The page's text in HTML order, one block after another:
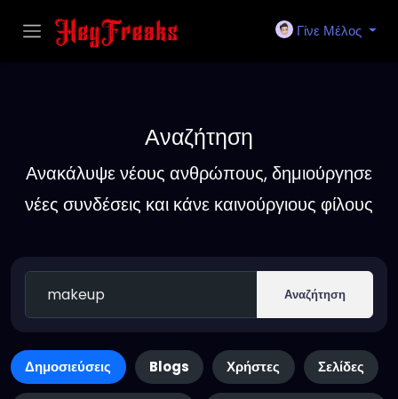
Γίνε Μέλος
Αναζήτηση
Ανακάλυψε νέους ανθρώπους, δημιούργησε
νέες συνδέσεις και κάνε καινούργιους φίλους
Αναζήτηση
Δημοσιεύσεις Blogs Χρήστες Σελίδες